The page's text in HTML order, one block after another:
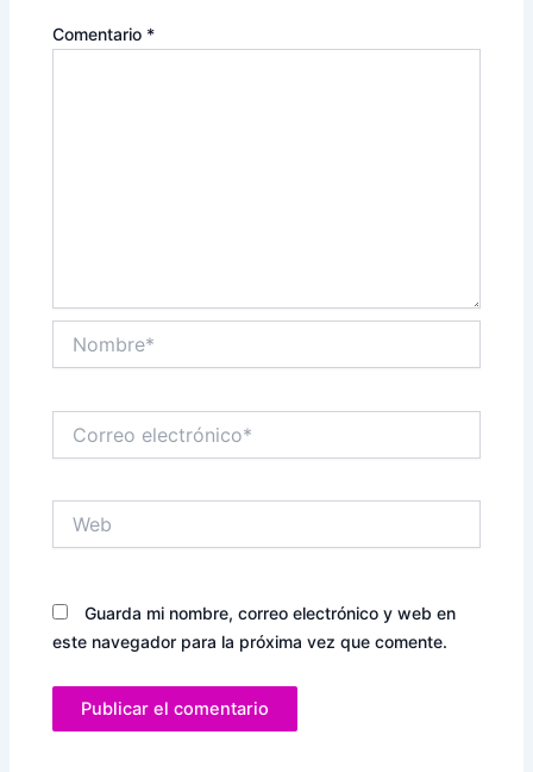
Comentario *
electrónico*
Guarda mi nombre, correo electrónico y web en
este navegador para la próxima vez que comente.